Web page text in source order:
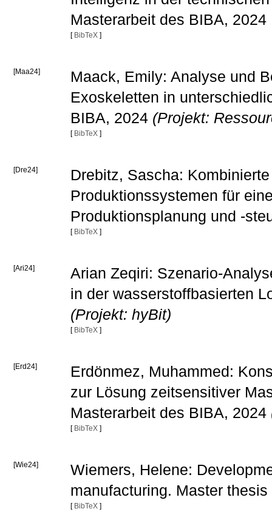
Masterarbeit des BIBA, 2024
[ BibTeX ]
[Maa24]
Maack, Emily: Analyse und
Exoskeletten in
BIBA, 2024 (Projekt:
[ BibTeX ]
[Dre24]
Drebitz, Sascha:
Produktionssystemen für
Produktionsplanung und -
[ BibTeX ]
[Ari24]
Arian Zeqiri: Szenario-
in der wasserstoffbasierten
(Projekt: hyBit)
[ BibTeX ]
[Erd24]
Erdönmez, Muhammed:
zur Lösung zeitsensitiver
Masterarbeit des BIBA, 2024
[ BibTeX ]
[Wie24]
Wiemers, Helene:
manufacturing. Master
[ BibTeX ]